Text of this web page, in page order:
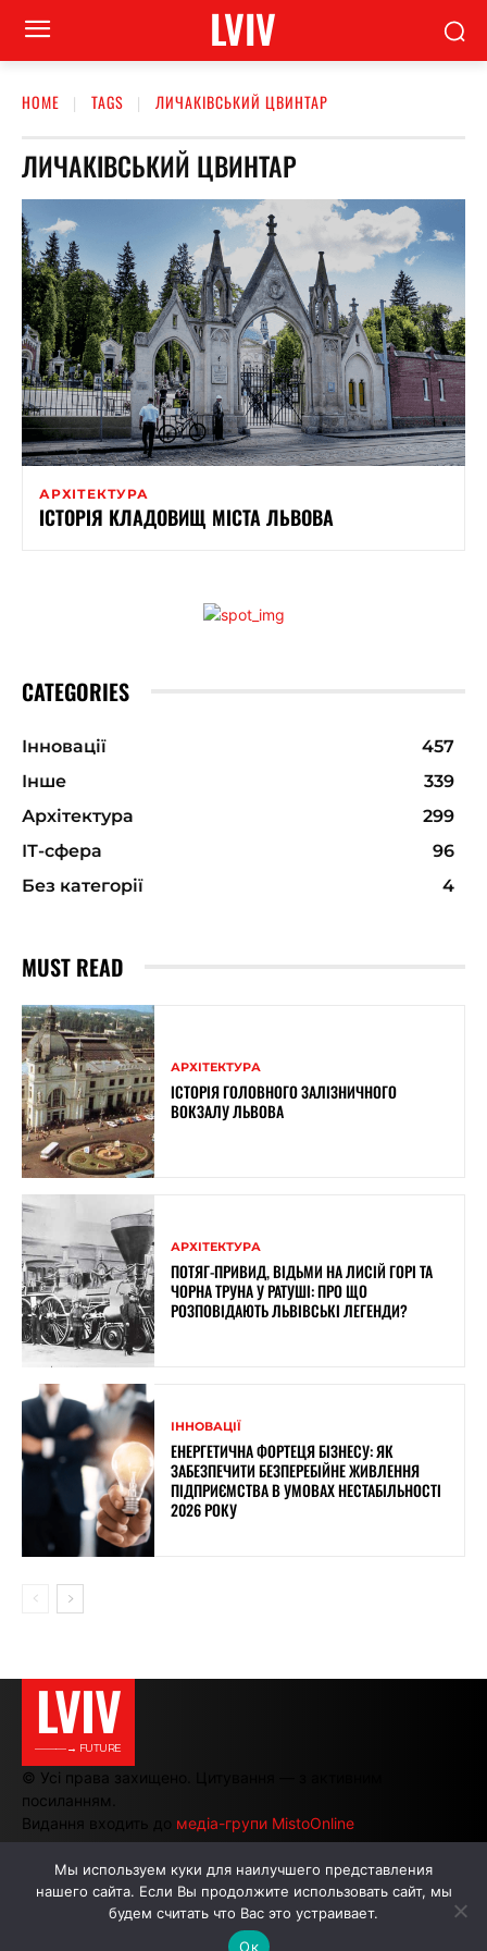
LVIV
HOME TAGS ЛИЧАКІВСЬКИЙ ЦВИНТАР
ЛИЧАКІВСЬКИЙ ЦВИНТАР
АРХІТЕКТУРА
ІСТОРІЯ КЛАДОВИЩ МІСТА ЛЬВОВА
CATEGORIES
Інновації
457
Інше
339
Архітектура
299
ІТ-сфера
96
Без категорії
4
MUST READ
АРХІТЕКТУРА
ІСТОРІЯ ГОЛОВНОГО ЗАЛІЗНИЧНОГО
ВОКЗАЛУ ЛЬВОВА
АРХІТЕКТУРА
ПОТЯГ-ПРИВИД, ВІДЬМИ НА ЛИСІЙ ГОРІ ТА
ЧОРНА ТРУНА У РАТУШІ: ПРО ЩО
РОЗПОВІДАЮТЬ ЛЬВІВСЬКІ ЛЕГЕНДИ?
ІННОВАЦІЇ
ЕНЕРГЕТИЧНА ФОРТЕЦЯ БІЗНЕСУ: ЯК
ЗАБЕЗПЕЧИТИ БЕЗПЕРЕБІЙНЕ ЖИВЛЕННЯ
ПІДПРИЄМСТВА В УМОВАХ НЕСТАБІЛЬНОСТІ
2026 РОКУ
LVIV
———→ FUTURE
© Усі права захищено. Цитування — з активним
посиланням.
Видання входить до медіа-групи MistoOnline
АВТОРИ РЕКЛАМА НА САЙТІ
Мы используем куки для наилучшего представления
нашего сайта. Если Вы продолжите использовать сайт, мы
будем считать что Вас это устраивает.
Ок